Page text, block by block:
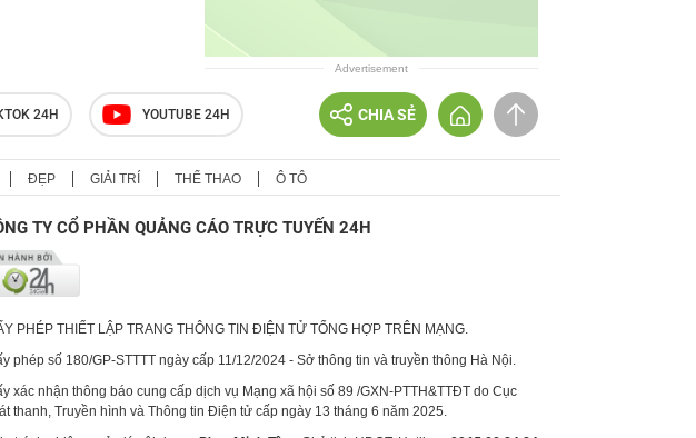
Advertisement
24H YOUTUBE 24H CHIA SẺ
ĐẸP GIẢI TRÍ THỂ THAO Ô TÔ
TY CỔ PHẦN QUẢNG CÁO TRỰC TUYẾN 24H
PHÉP THIẾT LẬP TRANG THÔNG TIN ĐIỆN TỬ TỔNG HỢP TRÊN MẠNG.
phép số 180/GP-STTTT ngày cấp 11/12/2024 - Sở thông tin và truyền thông Hà Nội.
xác nhận thông báo cung cấp dịch vụ Mạng xã hội số 89 /GXN-PTTH&TTĐT do Cục
thanh, Truyền hình và Thông tin Điện tử cấp ngày 13 tháng 6 năm 2025.